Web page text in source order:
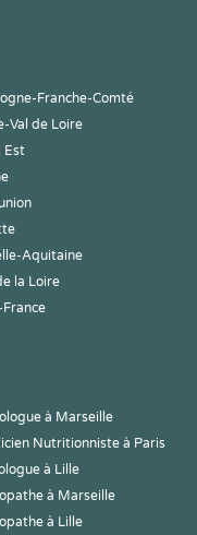
Franche-Comté
Val de Loire
Est
Aquitaine
la Loire
France
à Marseille
Nutritionniste à Paris
à Lille
à Marseille
à Lille